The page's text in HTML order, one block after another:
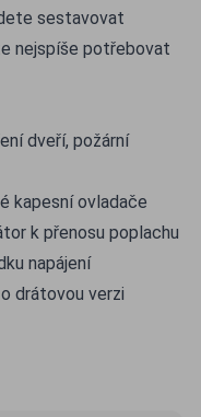
sestavovat
nejspíše potřebovat
dveří, požární
kapesní ovladače
k přenosu poplachu
napájení
drátovou verzi